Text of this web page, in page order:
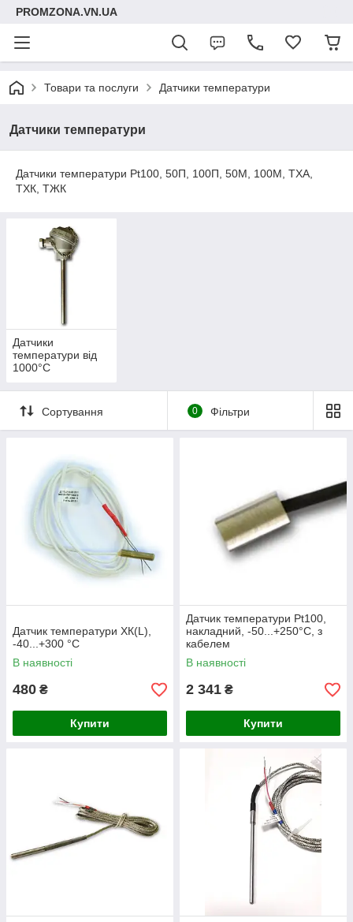
PROMZONA.VN.UA
Товари та послуги Датчики температури
Датчики температури
Датчики температури Pt100, 50П, 100П, 50М, 100М, ТХА,
ТХК, ТЖК
Датчики
температури від
1000°C
Сортування 0 Фільтри
Датчик температури ХК(L),
-40...+300 °C
В наявності
480 ₴
Купити
Датчик температури Pt100,
накладний, -50...+250°С, з
кабелем
В наявності
2 341 ₴
Купити